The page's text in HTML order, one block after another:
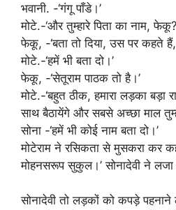
भवानी. -‘गंगू पाँडे।’
मोटे.-‘और तुम्हारे पिता का नाम,
फेकू, -‘बता तो दिया, उस पर कहते हैं,
मोटे.-‘हमें भी बता दो।’
फेकू, -‘सेतूराम पाठक तो है।’
मोटे.-‘बहुत ठीक, हमारा लड़का
साथ बैठायेंगे और सबसे अच्छा माल
सोना -‘हमें भी कोई नाम बता दो।’
मोटेराम ने रसिकता से मुसकरा कर
मोहनसरूप सुकुल।’ सोनादेवी ने लजा
सोनादेवी तो लड़कों को कपड़े